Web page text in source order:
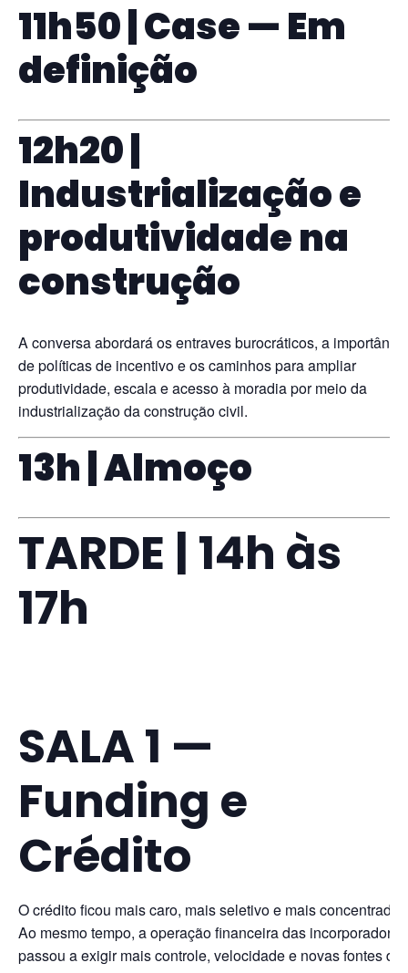
11h50 | Case — Em
definição
12h20 |
Industrialização e
produtividade na
construção
A conversa abordará os entraves burocráticos, a importância
de políticas de incentivo e os caminhos para ampliar
produtividade, escala e acesso à moradia por meio da
industrialização da construção civil.
13h | Almoço
TARDE | 14h às
17h
SALA 1 —
Funding e
Crédito
O crédito ficou mais caro, mais seletivo e mais concentrado.
Ao mesmo tempo, a operação financeira das incorporadoras
passou a exigir mais controle, velocidade e novas fontes de